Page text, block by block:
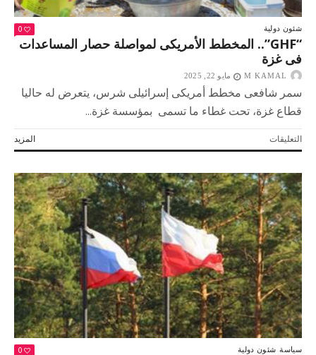
شئون دولية 0
“GHF”.. المخطط الأمريكى لمواصلة حصار المساعدات
فى غزة
M KAMAL مايو 22, 2025
سمر شافعى مخطط أمريكى إسرائيلى شرس، يتعرض له حاليا
قطاع غزة، تحت غطاء ما تسمى بمؤسسة غزة...
المزيد التعليقاتعلى
“GHF”..
الأمريكى
لمواصلة
حصار
المساعدات
فى
غزة
مغلقة
سياسة شئون دولية 0